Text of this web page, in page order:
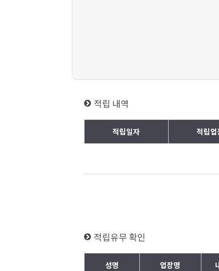
적립 내역
적립일자 적립업
적립유무 확인
성명 업장명